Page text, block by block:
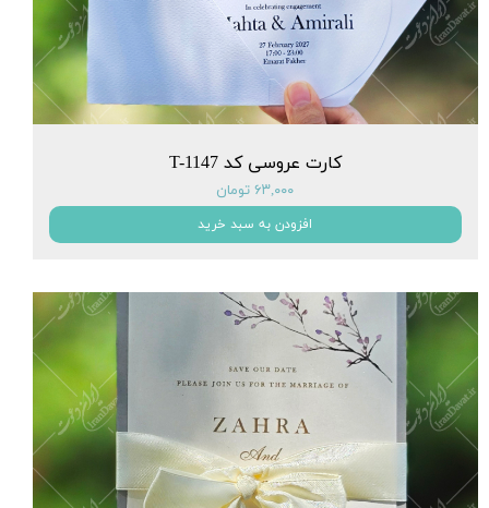
کارت عروسی کد T-1147
۶۳,۰۰۰ تومان
افزودن به سبد خرید